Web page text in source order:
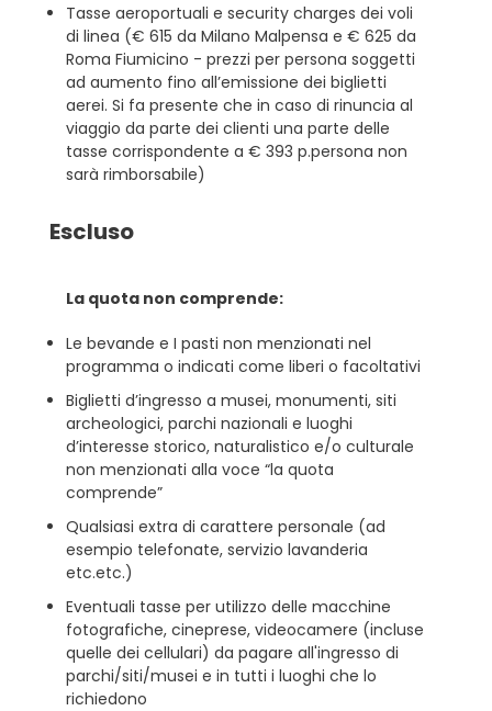
Tasse aeroportuali e security charges dei voli
di linea (€ 615 da Milano Malpensa e € 625 da
Roma Fiumicino - prezzi per persona soggetti
ad aumento fino all’emissione dei biglietti
aerei. Si fa presente che in caso di rinuncia al
viaggio da parte dei clienti una parte delle
tasse corrispondente a € 393 p.persona non
sarà rimborsabile)
Escluso
La quota non comprende:
Le bevande e I pasti non menzionati nel
programma o indicati come liberi o facoltativi
Biglietti d’ingresso a musei, monumenti, siti
archeologici, parchi nazionali e luoghi
d’interesse storico, naturalistico e/o culturale
non menzionati alla voce “la quota
comprende”
Qualsiasi extra di carattere personale (ad
esempio telefonate, servizio lavanderia
etc.etc.)
Eventuali tasse per utilizzo delle macchine
fotografiche, cineprese, videocamere (incluse
quelle dei cellulari) da pagare all'ingresso di
parchi/siti/musei e in tutti i luoghi che lo
richiedono